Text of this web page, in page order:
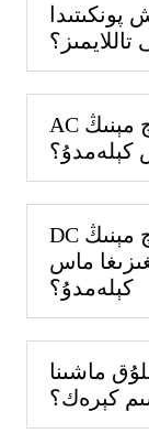
تاللايمىز؟
AC قۇۋۋەتلەش ئۇلىغۇچ مېنىڭ EV كىرىش
كېلەمدۇ؟
DC قۇۋۋەتلەش ئۇلىغۇچ مېنىڭ EV
ماس
كېلەمدۇ؟
ماشىنا
كېرەك؟